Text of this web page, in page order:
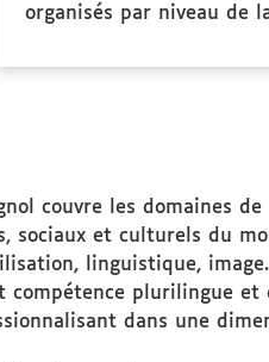
organisés par niveau de
couvre les domaines
sociaux et culturels du
linguistique,
plurilingue
dans une